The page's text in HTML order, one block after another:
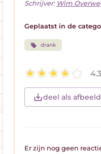
Schrijver: Wim
Geplaatst in de
drank
deel als
Er zijn nog geen